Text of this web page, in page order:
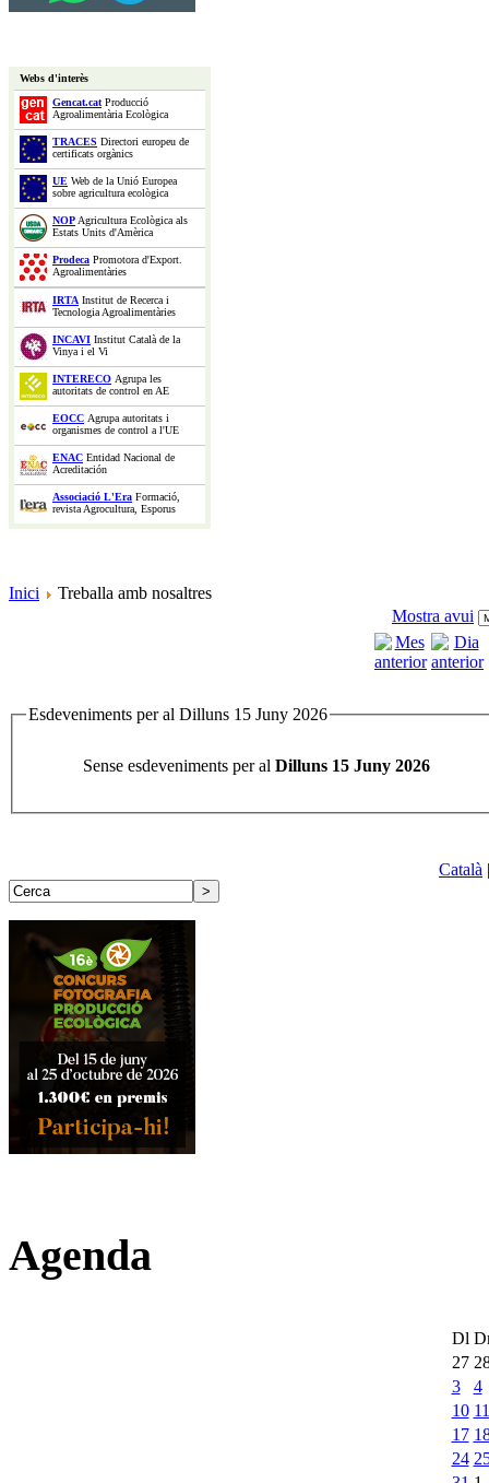
Webs d'interès
Gencat.catProducció
Agroalimentària Ecològica
TRACES Directori europeu de
certificats orgànics
UE Web de la Unió Europea
sobre agricultura ecològica
NOPAgricultura Ecològica als
Estats Units d'Amèrica
Prodeca Promotora d'Export.
Agroalimentàries
IRTA Institut de Recerca i
Tecnologia Agroalimentàries
INCAVI Institut Català de la
Vinya i el Vi
INTERECO Agrupa les
autoritats de control en AE
EOCC Agrupa autoritats i
organismes de control a l'UE
ENAC Entidad Nacional de
Acreditación
Associació L'Era Formació,
revista Agrocultura, Esporus
Inici
Treballa amb nosaltres
Mostra avui
Esdeveniments per al Dilluns 15 Juny 2026
Sense esdeveniments per al Dilluns 15 Juny 2026
Català
Agenda
Dl
27
3
4
10 11
17
24